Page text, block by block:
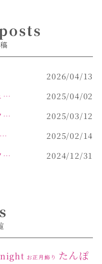
2026/04/13
大人気♡アロマワックスサシェ作り
2025/04/02
アロマワックスサシェのワークショップinPOLA中込原店 VOL.2
2025/03/12
GIFTハーバリウム 青と白【佐久市 ハーバリウム ギフト】
2025/02/14
アロマワックスサシェのワークショップinPOLA中込原店ご報告【佐久市 キャンドル サシェ】
2024/12/31
お正月飾り たんぽ